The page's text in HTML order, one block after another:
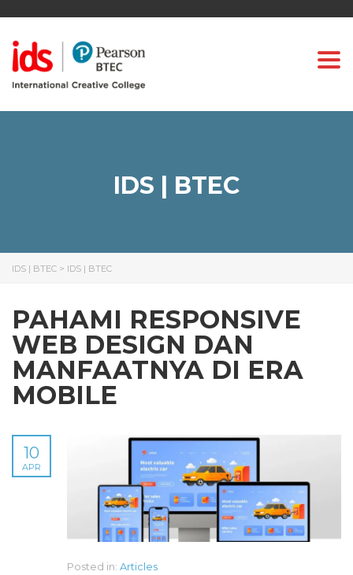
IDS | BTEC
IDS | BTEC > IDS | BTEC
PAHAMI RESPONSIVE
WEB DESIGN DAN
MANFAATNYA DI ERA
MOBILE
10
APR
Posted in: Articles